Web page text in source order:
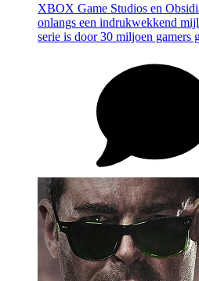
XBOX Game Studios en
onlangs een indrukwekkend
serie is door 30 miljoen gamers